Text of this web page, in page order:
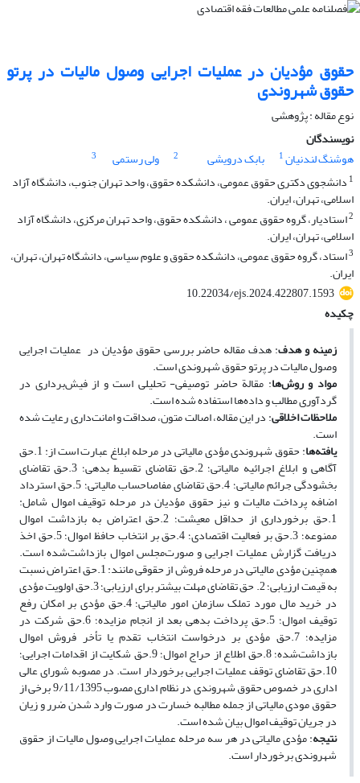
حقوق مؤدیان در عملیات اجرایی وصول مالیات در پرتو
حقوق شهروندی
نوع مقاله : پژوهشی
نویسندگان
هوشنگ لندنیان1 بابک درویشی 2 ولی رستمی
3
1 دانشجوی دکتری حقوق عمومی، دانشکده حقوق، واحد تهران جنوب، دانشگاه آزاد
اسلامی، تهران، ایران.
2استادیار، گروه حقوق عمومی ، دانشکده حقوق، واحد تهران مرکزی، دانشگاه آزاد
اسلامی، تهران، ایران.
3استاد، گروه حقوق عمومی، دانشکده حقوق و علوم سیاسی، دانشگاه تهران، تهران،
ایران.
10.22034/ejs.2024.422807.1593
چکیده
زمینه و هدف: هدف مقاله حاضر بررسی حقوق مؤدیان در عملیات اجرایی
وصول مالیات در پرتو حقوق شهروندی است.
مواد و روش‌ها: مقالة حاضر توصیفی- تحلیلی است و از فیش‌برداری در
گردآوری مطالب و داده‌ها استفاده ‌شده است.
ملاحظات اخلاقی: در این مقاله، اصالت متون، صداقت و امانت‌داری رعایت شده
است.
یافته‌ها : حقوق شهروندی مؤدی مالیاتی در مرحله ابلاغ عبارت است از: 1.حق
آگاهی و ابلاغ اجرائیه مالیاتی؛ 2.حق تقاضای تقسیط بدهی؛ 3.حق تقاضای
بخشودگی جرائم مالیاتی؛ 4.حق تقاضای مفاصاحساب مالیاتی؛ 5.حق استرداد
اضافه ­پرداخت مالیات و نیز حقوق مؤدیان در مرحله توقیف اموال شامل:
1.حق برخورداری از حداقل معیشت؛ 2.حق اعتراض به بازداشت اموال
ممنوعه؛ 3.حق بر فعالیت اقتصادی؛ 4.حق بر انتخاب حافظ اموال؛ 5.حق اخذ
دریافت گزارش عملیات اجرایی و صورت‌مجلس اموال بازداشت‌شده است.
هم­چنین مؤدی مالیاتی در مرحله فروش از حقوقی مانند: 1.حق اعتراض نسبت
به قیمت ارزیابی؛ 2. حق تقاضای مهلت بیشتر برای ارزیابی؛ 3.حق اولویت مؤدی
در خرید مال مورد تملک سازمان امور مالیاتی؛ 4.حق مؤدی بر امکان رفع
توقیف اموال؛ 5.حق پرداخت بدهی بعد از انجام مزایده؛ 6.حق شرکت در
مزایده؛ 7.حق مؤدی بر درخواست انتخاب تقدم یا تأخر فروش اموال
بازداشت‌شده؛ 8.حق اطلاع از حراج اموال؛ 9.حق شکایت از اقدامات اجرایی؛
10.حق تقاضای توقف عملیات اجرایی برخوردار است. در مصوبه شورای عالی
اداری در خصوص حقوق شهروندی در نظام اداری مصوب 9/11/1395 برخی از
حقوق مودی مالیاتی از جمله مطالبه خسارت در صورت وارد شدن ضرر و زیان
در جریان توقیف اموال بیان شده است.
نتیجه: مؤدی مالیاتی در هر سه مرحله عملیات اجرایی وصول مالیات از حقوق
شهروندی برخوردار است.